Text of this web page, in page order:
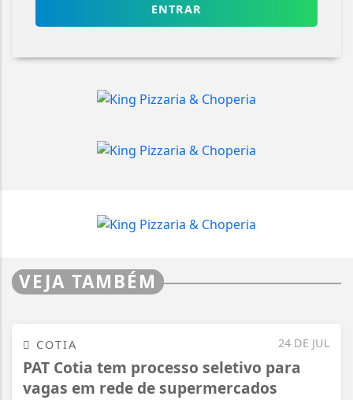
ENTRAR
VEJA TAMBÉM
24 DE JUL
COTIA
PAT Cotia tem processo seletivo para
vagas em rede de supermercados